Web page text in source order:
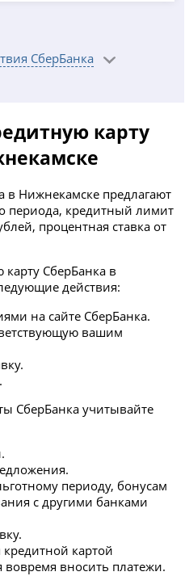
СберБанка
карту
в Нижнекамске предлагают
периода, кредитный лимит
процентная ставка от
СберБанка в
действия:
на сайте СберБанка.
вашим
СберБанка учитывайте
периоду, бонусам
с другими банками
картой
вовремя вносить платежи.